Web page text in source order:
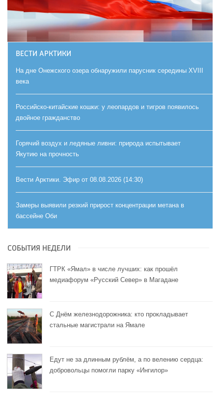
ВЕСТИ АРКТИКИ
На дне Онежского озера обнаружили парусник середины XVIII
века
Российско-китайские кошки: у леопардов и тигров появилось
двойное гражданство
Горячий воздух и ледяные ливни: природа испытывает
Якутию на прочность
Вести Арктики. Эфир от 08.08.2026 (14:30)
Замеры выявили резкий прирост концентрации метана в
бассейне Оби
СОБЫТИЯ НЕДЕЛИ
ГТРК «Ямал» в числе лучших: как прошёл
медиафорум «Русский Север» в Магадане
С Днём железнодорожника: кто прокладывает
стальные магистрали на Ямале
Едут не за длинным рублём, а по велению сердца:
добровольцы помогли парку «Ингилор»